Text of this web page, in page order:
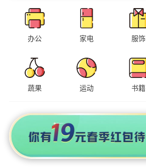
办公 家电 服饰
蔬果 运动 书籍